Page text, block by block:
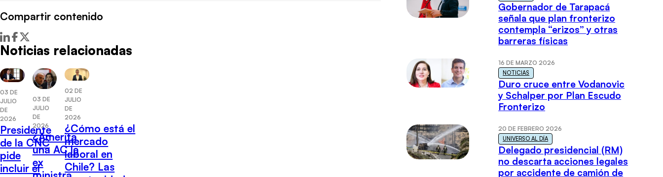
Compartir contenido
Noticias relacionadas
03 DE
JULIO
DE
2026
Presidente
de la CNC
pide
incluir el
03 DE
JULIO
DE
2026
¿Amerita
una AC la
ex
02 DE
JULIO
DE
2026
¿Cómo está el
mercado
laboral en
Chile? Las
Gobernador de Tarapacá
señala que plan fronterizo
contempla “erizos” y otras
barreras físicas
16 DE MARZO 2026
NOTICIAS
Duro cruce entre Vodanovic
y Schalper por Plan Escudo
Fronterizo
20 DE FEBRERO 2026
UNIVERSO AL DÍA
Delegado presidencial (RM)
no descarta acciones legales
por accidente de camión de